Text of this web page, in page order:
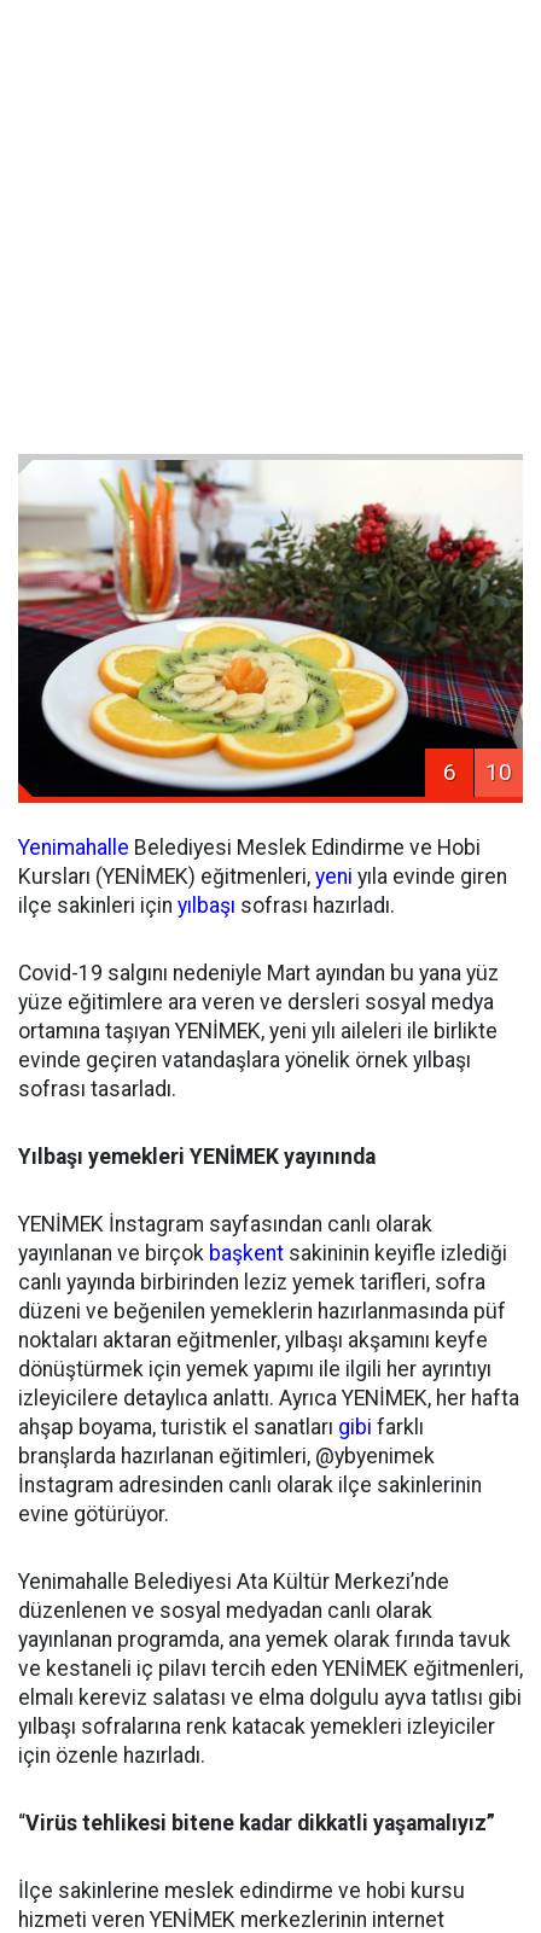
6 10
Yenimahalle Belediyesi Meslek Edindirme ve Hobi
Kursları (YENİMEK) eğitmenleri, yeni yıla evinde giren
ilçe sakinleri için yılbaşı sofrası hazırladı.
Covid-19 salgını nedeniyle Mart ayından bu yana yüz
yüze eğitimlere ara veren ve dersleri sosyal medya
ortamına taşıyan YENİMEK, yeni yılı aileleri ile birlikte
evinde geçiren vatandaşlara yönelik örnek yılbaşı
sofrası tasarladı.
Yılbaşı yemekleri YENİMEK yayınında
YENİMEK İnstagram sayfasından canlı olarak
yayınlanan ve birçok başkent sakininin keyifle izlediği
canlı yayında birbirinden leziz yemek tarifleri, sofra
düzeni ve beğenilen yemeklerin hazırlanmasında püf
noktaları aktaran eğitmenler, yılbaşı akşamını keyfe
dönüştürmek için yemek yapımı ile ilgili her ayrıntıyı
izleyicilere detaylıca anlattı. Ayrıca YENİMEK, her hafta
ahşap boyama, turistik el sanatları gibi farklı
branşlarda hazırlanan eğitimleri, @ybyenimek
İnstagram adresinden canlı olarak ilçe sakinlerinin
evine götürüyor.
Yenimahalle Belediyesi Ata Kültür Merkezi’nde
düzenlenen ve sosyal medyadan canlı olarak
yayınlanan programda, ana yemek olarak fırında tavuk
ve kestaneli iç pilavı tercih eden YENİMEK eğitmenleri,
elmalı kereviz salatası ve elma dolgulu ayva tatlısı gibi
yılbaşı sofralarına renk katacak yemekleri izleyiciler
için özenle hazırladı.
“Virüs tehlikesi bitene kadar dikkatli yaşamalıyız”
İlçe sakinlerine meslek edindirme ve hobi kursu
hizmeti veren YENİMEK merkezlerinin internet